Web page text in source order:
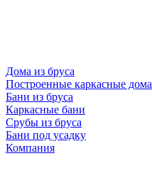
Дома из бруса
Построенные каркасные дома
Бани из бруса
Каркасные бани
Срубы из бруса
Бани под усадку
Компания